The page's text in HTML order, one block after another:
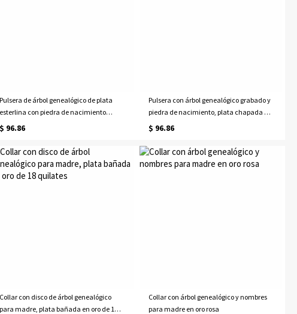
Pulsera de árbol genealógico de plata
esterlina con piedra de nacimiento
grabada
$ 96.86
Pulsera con árbol genealógico grabado y
piedra de nacimiento, plata chapada en
oro de 18 quilates
$ 96.86
Collar con disco de árbol genealógico
para madre, plata bañada en oro de 18
Collar con árbol genealógico y nombres
para madre en oro rosa